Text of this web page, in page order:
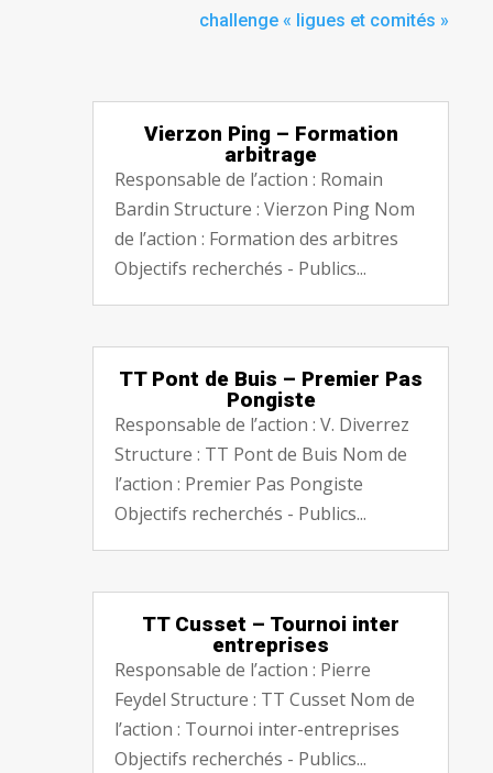
challenge « ligues et comités »
Vierzon Ping – Formation
arbitrage
Responsable de l’action : Romain
Bardin Structure : Vierzon Ping Nom
de l’action : Formation des arbitres
Objectifs recherchés - Publics...
TT Pont de Buis – Premier Pas
Pongiste
Responsable de l’action : V. Diverrez
Structure : TT Pont de Buis Nom de
l’action : Premier Pas Pongiste
Objectifs recherchés - Publics...
TT Cusset – Tournoi inter
entreprises
Responsable de l’action : Pierre
Feydel Structure : TT Cusset Nom de
l’action : Tournoi inter-entreprises
Objectifs recherchés - Publics...